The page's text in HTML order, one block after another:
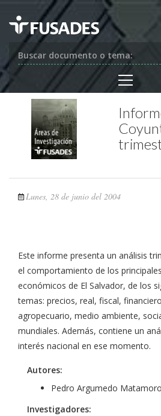
Buscar documento o tema:
Lunes, 28 de junio del 2004
Este informe presenta un análisis
el comportamiento de los
económicos de El Salvador, de los
temas: precios, real, fiscal,
agropecuario, medio ambiente,
mundiales. Además, contiene un
interés nacional en ese momento.
Autores:
Pedro Argumedo
Investigadores: